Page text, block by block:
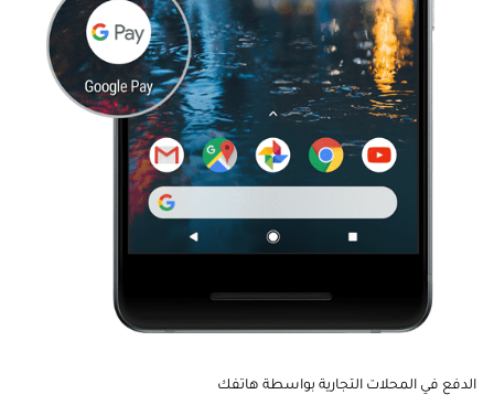
الدفع في المحلات التجارية بواسطة هاتفك